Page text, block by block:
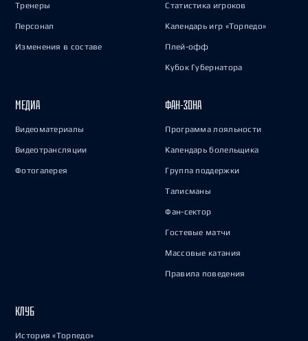
Тренеры
Персонал
Изменения в составе
Статистика игроков
Календарь игр «Торпедо»
Плей-офф
Кубок Губернатора
МЕДИА
Видеоматериалы
Видеотрансляции
Фотогалерея
ФАН-ЗОНА
Программа лояльности
Календарь болельщика
Группа поддержки
Талисманы
Фан-сектор
Гостевые матчи
Массовые катания
Правила поведения
КЛУБ
История «Торпедо»